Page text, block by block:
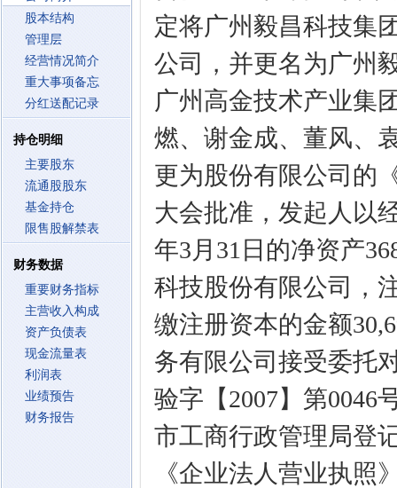
股本结构
管理层
经营情况简介
重大事项备忘
分红送配记录
持仓明细
主要股东
流通股股东
基金持仓
限售股解禁表
财务数据
重要财务指标
主营收入构成
资产负债表
现金流量表
利润表
业绩预告
财务报告
定将广州毅昌科技集
公司，并更名为广州
广州高金技术产业集
燃、谢金成、董风、
更为股份有限公司的
大会批准，发起人以
年3月31日的净资产
科技股份有限公司，
缴注册资本的金额
务有限公司接受委托
验字【2007】第0046
市工商行政管理局登
《企业法人营业执照